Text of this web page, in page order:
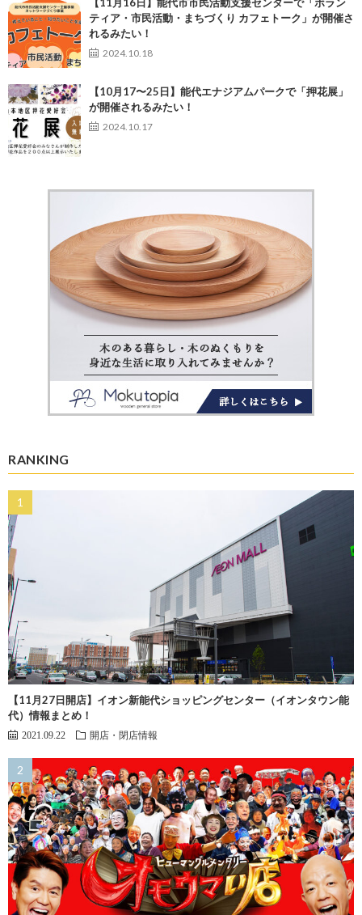
ティア・市民活動・まちづくり カフェトーク」が開催さ
れるみたい！
2024.10.18
【10月17〜25日】能代エナジアムパークで「押花展」
が開催されるみたい！
2024.10.17
RANKING
【11月27日開店】イオン新能代ショッピングセンター（イオンタウン能
代）情報まとめ！
2021.09.22 開店・閉店情報